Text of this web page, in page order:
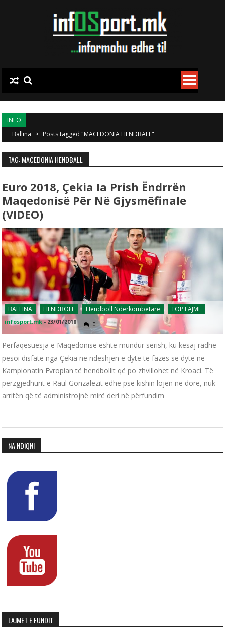
INFO
Ballina > Posts tagged "MACEDONIA HENDBALL"
TAG: MACEDONIA HENDBALL
Euro 2018, Çekia Ia Prish Ëndrrën
Maqedonisë Për Në Gjysmëfinale
(VIDEO)
BALLINA HENDBOLL Hendboll Ndërkombëtarë TOP LAJME
infosport.mk -23/01/2018 0
Përfaqësuesja e Maqedonisë është mundur sërish, ku kësaj radhe
pësoi disfatë nga Çekia në ndeshjen e dytë të fazës së dytë në
Kampionatin Evropian të hendbollit që po zhvillohet në Kroaci. Të
përzgjedhurit e Raul Gonzalezit edhe pse kishin lojën në dorë, nuk
arritën që të administrojnë mirë deri në përfundim
NA NDIQNI
LAJMET E FUNDIT